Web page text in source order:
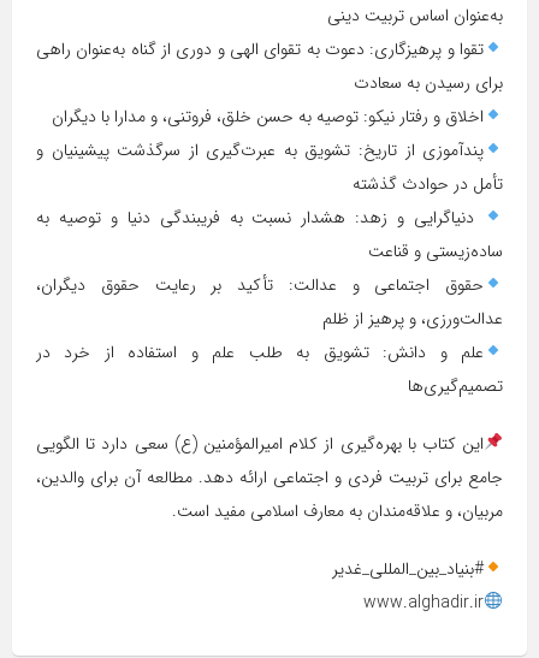
به‌عنوان اساس تربیت دینی
تقوا و پرهیزگاری: دعوت به تقوای الهی و دوری از گناه به‌عنوان راهی
برای رسیدن به سعادت
اخلاق و رفتار نیکو: توصیه به حسن خلق، فروتنی، و مدارا با دیگران
پندآموزی از تاریخ: تشویق به عبرت‌گیری از سرگذشت پیشینیان و
تأمل در حوادث گذشته
دنیاگرایی و زهد: هشدار نسبت به فریبندگی دنیا و توصیه به
ساده‌زیستی و قناعت
حقوق اجتماعی و عدالت: تأکید بر رعایت حقوق دیگران،
عدالت‌ورزی، و پرهیز از ظلم
علم و دانش: تشویق به طلب علم و استفاده از خرد در
تصمیم‌گیری‌ها
این کتاب با بهره‌گیری از کلام امیرالمؤمنین (ع) سعی دارد تا الگویی
جامع برای تربیت فردی و اجتماعی ارائه دهد. مطالعه آن برای والدین،
مربیان، و علاقه‌مندان به معارف اسلامی مفید است.
#بنیاد_بین_المللی_غدیر
www.alghadir.ir